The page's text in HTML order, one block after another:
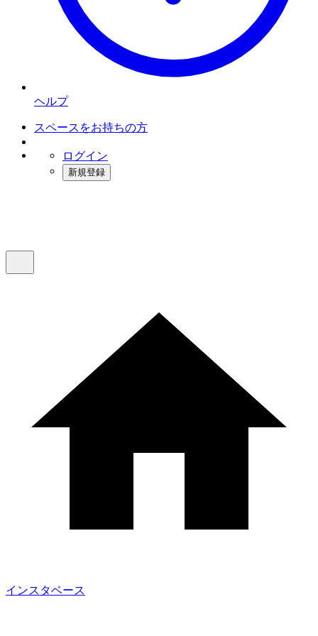
ヘルプ
スペースをお持ちの方
ログイン
新規登録
インスタベース